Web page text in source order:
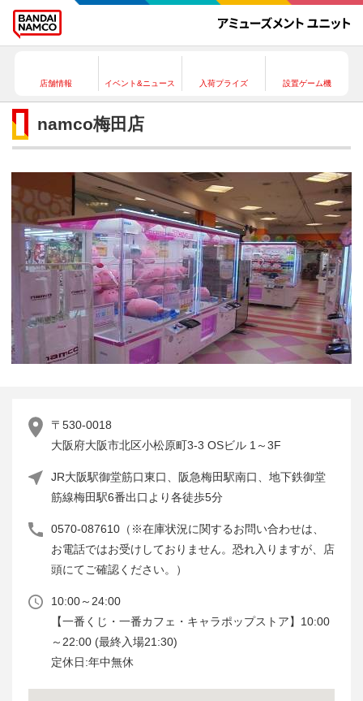
店舗情報 イベント&ニュース 入荷プライズ 設置ゲーム機
namco梅田店
〒530-0018
大阪府大阪市北区小松原町3-3 OSビル 1～3F
JR大阪駅御堂筋口東口、阪急梅田駅南口、地下鉄御堂
筋線梅田駅6番出口より各徒歩5分
0570-087610（※在庫状況に関するお問い合わせは、
お電話ではお受けしておりません。恐れ入りますが、店
頭にてご確認ください。）
10:00～24:00
【一番くじ・一番カフェ・キャラポップストア】10:00
～22:00 (最終入場21:30)
定休日:年中無休